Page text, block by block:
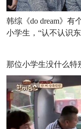
韩综《do dream》有
小学生，“认不认识
那位小学生没什么特